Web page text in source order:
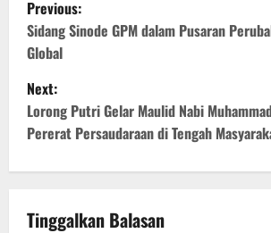
Previous:
Sidang Sinode GPM dalam Pusaran
Global
Next:
Lorong Putri Gelar Maulid Nabi
Pererat Persaudaraan di Tengah
Tinggalkan Balasan